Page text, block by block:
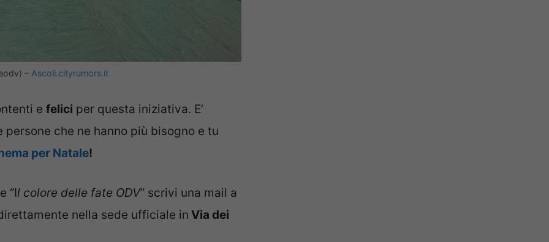
– Ascoli.cityrumors.it
e felici per questa iniziativa. E’
che ne hanno più bisogno e tu
per Natale!
“Il colore delle fate ODV” scrivi una mail a
nella sede ufficiale in Via dei